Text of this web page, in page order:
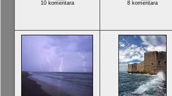
10 komentara
8 komentara